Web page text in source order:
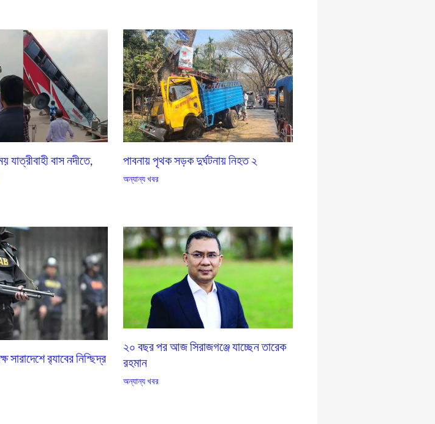
যাত্রীবাহী বাস নদীতে,
পাবনায় পৃথক সড়ক দুর্ঘটনায় নিহত ২
অন্যান্য খবর
সারাদেশে র‌্যাবের নিশ্ছিদ্র
২০ বছর পর আজ সিরাজগঞ্জে যাচ্ছেন তারেক
রহমান
অন্যান্য খবর